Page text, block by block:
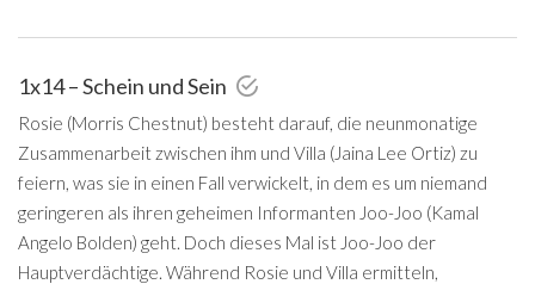
1x14 – Schein und Sein
Rosie (Morris Chestnut) besteht darauf, die neunmonatige
Zusammenarbeit zwischen ihm und Villa (Jaina Lee Ortiz) zu
feiern, was sie in einen Fall verwickelt, in dem es um niemand
geringeren als ihren geheimen Informanten Joo-Joo (Kamal
Angelo Bolden) geht. Doch dieses Mal ist Joo-Joo der
Hauptverdächtige. Während Rosie und Villa ermitteln,